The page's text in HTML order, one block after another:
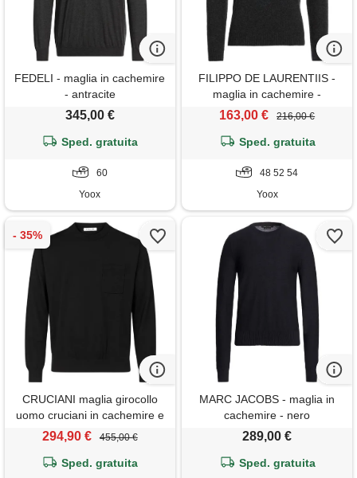
FEDELI - maglia in cachemire
- antracite
345,00 €
Sped. gratuita
60
Yoox
FILIPPO DE LAURENTIIS -
maglia in cachemire -
antracite
163,00 € 216,00 €
Sped. gratuita
48 52 54
Yoox
CRUCIANI maglia girocollo
uomo cruciani in cachemire e
seta
294,90 € 455,00 €
Sped. gratuita
MARC JACOBS - maglia in
cachemire - nero
289,00 €
Sped. gratuita